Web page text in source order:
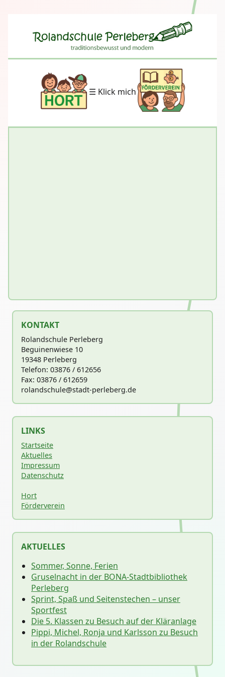
☰ Klick mich
KONTAKT
Rolandschule Perleberg
Beguinenwiese 10
19348 Perleberg
Telefon: 03876 / 612656
Fax: 03876 / 612659
rolandschule@stadt-perleberg.de
LINKS
Startseite
Aktuelles
Impressum
Datenschutz
Hort
Förderverein
AKTUELLES
Sommer, Sonne, Ferien
Gruselnacht in der BONA-Stadtbibliothek
Perleberg
Sprint, Spaß und Seitenstechen – unser
Sportfest
Die 5. Klassen zu Besuch auf der Kläranlage
Pippi, Michel, Ronja und Karlsson zu Besuch
in der Rolandschule